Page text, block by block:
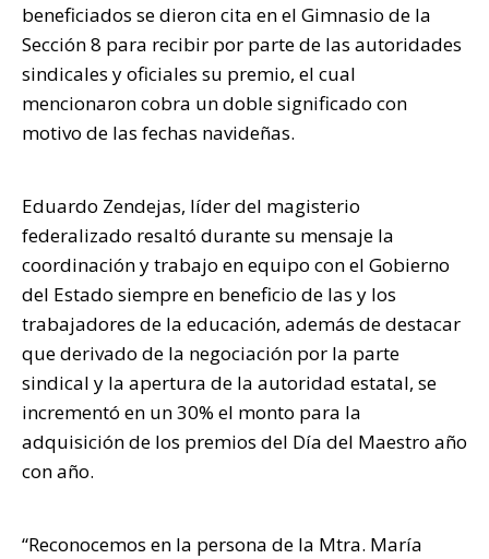
beneficiados se dieron cita en el Gimnasio de la
Sección 8 para recibir por parte de las autoridades
sindicales y oficiales su premio, el cual
mencionaron cobra un doble significado con
motivo de las fechas navideñas.
Eduardo Zendejas, líder del magisterio
federalizado resaltó durante su mensaje la
coordinación y trabajo en equipo con el Gobierno
del Estado siempre en beneficio de las y los
trabajadores de la educación, además de destacar
que derivado de la negociación por la parte
sindical y la apertura de la autoridad estatal, se
incrementó en un 30% el monto para la
adquisición de los premios del Día del Maestro año
con año.
“Reconocemos en la persona de la Mtra. María